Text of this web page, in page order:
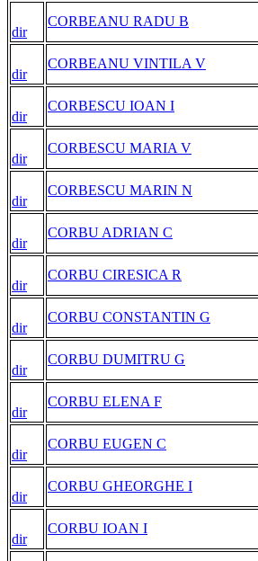
dir
CORBEANU RADU B
dir
CORBEANU VINTILA V
dir
CORBESCU IOAN I
dir
CORBESCU MARIA V
dir
CORBESCU MARIN N
dir
CORBU ADRIAN C
dir
CORBU CIRESICA R
dir
CORBU CONSTANTIN G
dir
CORBU DUMITRU G
dir
CORBU ELENA F
dir
CORBU EUGEN C
dir
CORBU GHEORGHE I
dir
CORBU IOAN I